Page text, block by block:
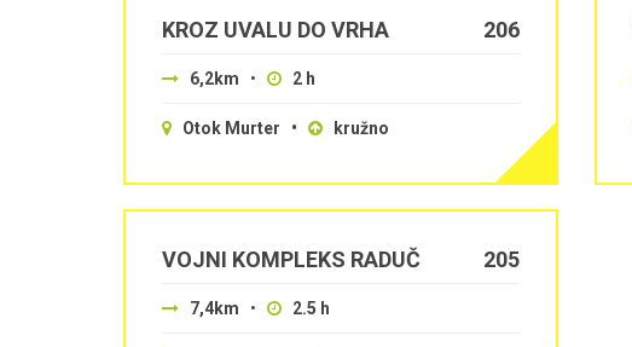
206
KROZ UVALU DO VRHA
6,2km • 2 h
Otok Murter • kružno
205
VOJNI KOMPLEKS RADUČ
7,4km • 2.5 h